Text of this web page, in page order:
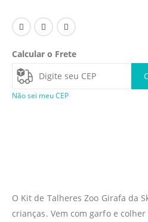
Calcular o Frete
Não sei meu CEP
O Kit de Talheres Zoo Girafa da
crianças. Vem com garfo e